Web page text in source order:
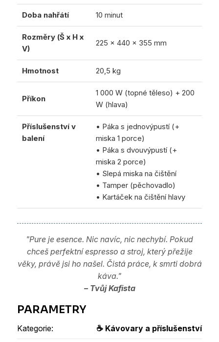
Doba nahřátí 10 minut
Rozměry (Š x H x
V)
225 x 440 x 355 mm
Hmotnost 20,5 kg
Příkon
1 000 W (topné těleso) + 200
W (hlava)
Příslušenství v
balení
• Páka s jednovýpustí (+
miska 1 porce)
• Páka s dvouvýpustí (+
miska 2 porce)
• Slepá miska na čištění
• Tamper (pěchovadlo)
• Kartáček na čištění hlavy
"Pure je esence. Nic navíc, nic nechybí. Pokud
chceš perfektní espresso a stroj, který přežije
věky, právě jsi ho našel. Čistá práce, k smrti dobrá
káva."
– Tvůj Kafista
Kategorie: ☕ Kávovary a příslušenství